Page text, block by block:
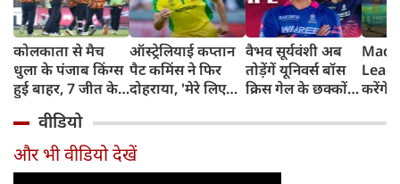
कोलकाता से मैच
धुला के पंजाब किंग्स
हुई बाहर, 7 जीत के
ऑस्ट्रेलियाई कप्तान
पैट कमिंस ने फिर
दोहराया, 'मेरे लिए
वैभव सूर्यवंशी अब
तोड़ेंगें यूनिवर्स बॉस
क्रिस गेल के छक्कों
करेंगे
टीम में
वीडियो
और भी वीडियो देखें